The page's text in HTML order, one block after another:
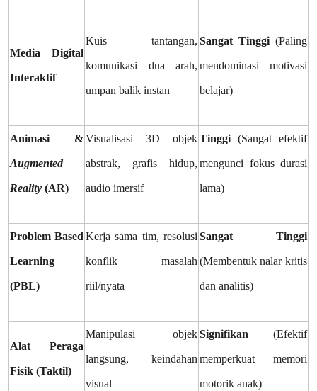
Media Digital
Interaktif
Kuis tantangan,
komunikasi dua arah,
umpan balik instan
Sangat Tinggi (Paling
mendominasi motivasi
belajar)
Animasi &
Augmented
Reality (AR)
Visualisasi 3D objek
abstrak, grafis hidup,
audio imersif
Tinggi (Sangat efektif
mengunci fokus durasi
lama)
Problem Based
Learning
(PBL)
Kerja sama tim, resolusi
konflik masalah
riil/nyata
Sangat Tinggi
(Membentuk nalar kritis
dan analitis)
Alat Peraga
Fisik (Taktil)
Manipulasi objek
langsung, keindahan
visual
Signifikan (Efektif
memperkuat memori
motorik anak)